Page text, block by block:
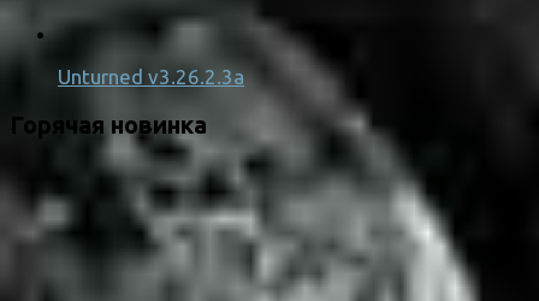
Unturned v3.26.2.3a
Горячая новинка